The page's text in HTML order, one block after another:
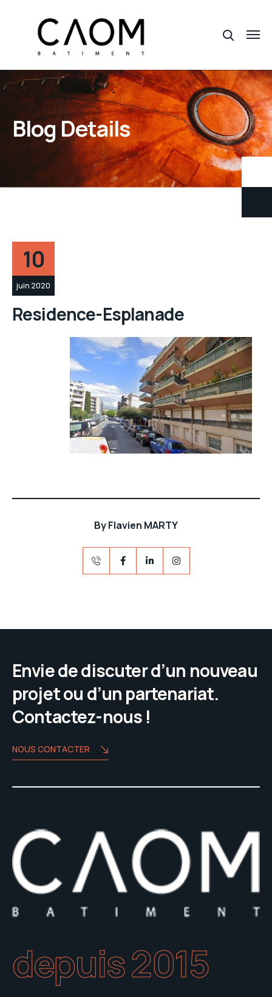
Blog Details
10
juin 2020
Residence-Esplanade
ByFlavien MARTY
Envie de discuter d’un nouveau
projet ou d’un partenariat.
Contactez-nous !
NOUS CONTACTER
depuis 2015